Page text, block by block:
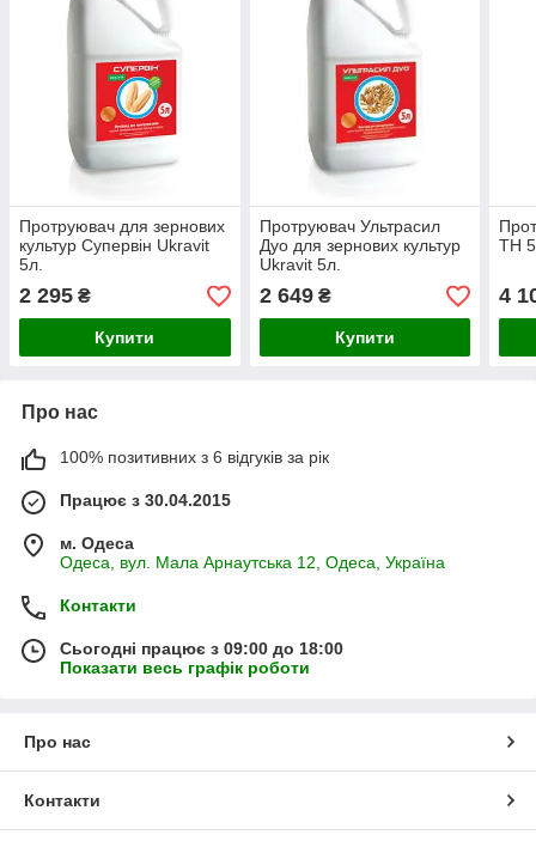
Протруювач для зернових
культур Супервін Ukravit
5л.
2 295 ₴
Купити
Протруювач Ультрасил
Дуо для зернових культур
Ukravit 5л.
2 649₴
Купити
ТН
4
Про нас
100% позитивних з 6 відгуків за рік
Працює з 30.04.2015
м. Одеса
Одеса, вул. Мала Арнаутська 12, Одеса, Україна
Контакти
Сьогодні працює з 09:00 до 18:00
Показати весь графік роботи
Про нас
Контакти